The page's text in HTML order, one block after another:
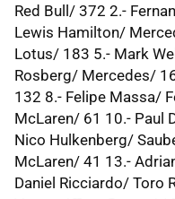
Red Bull/ 372 2.-
Lewis Hamilton/
Lotus/ 183 5.- Mark
Rosberg/ Mercedes/
132 8.- Felipe Massa/
McLaren/ 61 10.- Paul
Nico Hulkenberg/
McLaren/ 41 13.-
Daniel Ricciardo/ Toro